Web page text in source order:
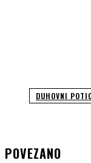
DUHOVNI
POVEZANO